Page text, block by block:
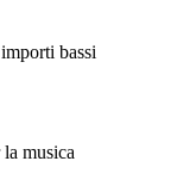
bassi
musica